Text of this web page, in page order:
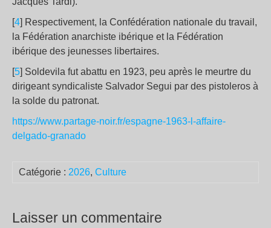
[4] Respectivement, la Confédération nationale du travail,
la Fédération anarchiste ibérique et la Fédération
ibérique des jeunesses libertaires.
[5] Soldevila fut abattu en 1923, peu après le meurtre du
dirigeant syndicaliste Salvador Segui par des pistoleros à
la solde du patronat.
https://www.partage-noir.fr/espagne-1963-l-affaire-
delgado-granado
Catégorie : 2026, Culture
Laisser un commentaire